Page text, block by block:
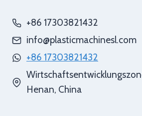
+86 17303821432
info@plasticmachinesl.com
+86 17303821432
Henan, China